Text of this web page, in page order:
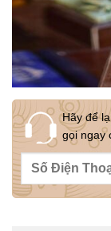
Hãy để
gọi ngay